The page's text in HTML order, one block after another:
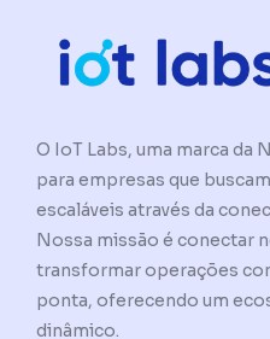
O IoT Labs, uma marca da
para empresas que
escaláveis através da
Nossa missão é conectar
transformar operações
ponta, oferecendo um
dinâmico.